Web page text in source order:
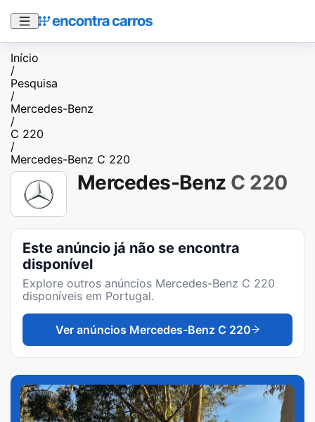
Início
/
Pesquisa
/
Mercedes-Benz
/
C 220
/
Mercedes-Benz C 220
Mercedes-Benz C 220
Este anúncio já não se encontra
disponível
Explore outros anúncios Mercedes-Benz C 220
disponíveis em Portugal.
Ver anúncios Mercedes-Benz C 220